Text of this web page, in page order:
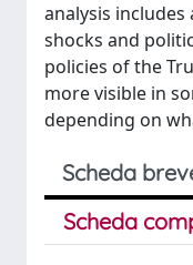
analysis
shocks and
policies of the
more visible in
depending on
Scheda
Scheda